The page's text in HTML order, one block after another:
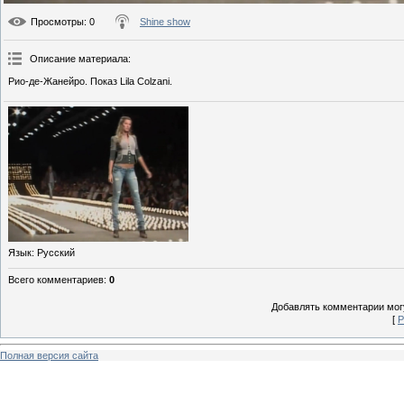
Просмотры: 0 Shine show
Описание материала:
Рио-де-Жанейро. Показ Lila Colzani.
Язык: Русский
Всего комментариев: 0
Добавлять комментарии
[
Полная версия сайта